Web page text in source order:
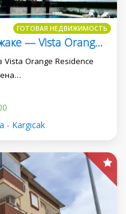
ГОТОВАЯ НЕДВИЖИМОСТЬ
Квартира 2+1 В Каргыджаке — Vista Orange Residence
Orange Residence
- Kargıcak